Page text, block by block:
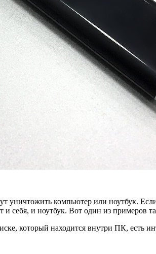
уничтожить компьютер или ноутбук.
себя, и ноутбук. Вот один из примеров
который находится внутри ПК, есть